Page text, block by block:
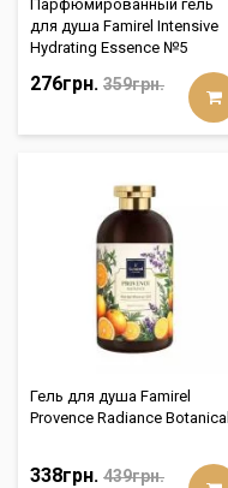
Парфюмированный гель
для душа Famirel Intensive
Hydrating Essence №5
276грн. 359грн.
Гель для душа Famirel
Provence Radiance Botanical
338грн. 439грн.